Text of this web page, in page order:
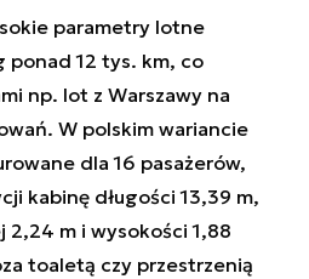
parametry lotne
ponad 12 tys. km, co
np. lot z Warszawy na
W polskim wariancie
dla 16 pasażerów,
kabinę długości 13,39 m,
2,24 m i wysokości 1,88
toaletą czy przestrzenią